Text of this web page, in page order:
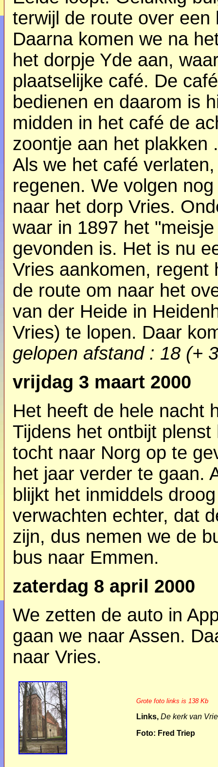
terwijl de route over
Daarna komen we na
het dorpje Yde aan,
plaatselijke café. De
bedienen en daarom is
midden in het café de
zoontje aan het plakken .
Als we het café
regenen. We volgen
naar het dorp Vries.
waar in 1897 het
gevonden is. Het is nu
Vries aankomen, regent
de route om naar het
van der Heide in
Vries) te lopen. Daar
gelopen afstand : 18 (+
vrijdag 3 maart 2000
Het heeft de hele nacht
Tijdens het ontbijt
tocht naar Norg op te
het jaar verder te gaan.
blijkt het inmiddels
verwachten echter, dat
zijn, dus nemen we de
bus naar Emmen.
zaterdag 8 april 2000
We zetten de auto in
gaan we naar Assen.
naar Vries.
Grote foto links is 138 Kb
Links, De kerk van
Foto: Fred Triep